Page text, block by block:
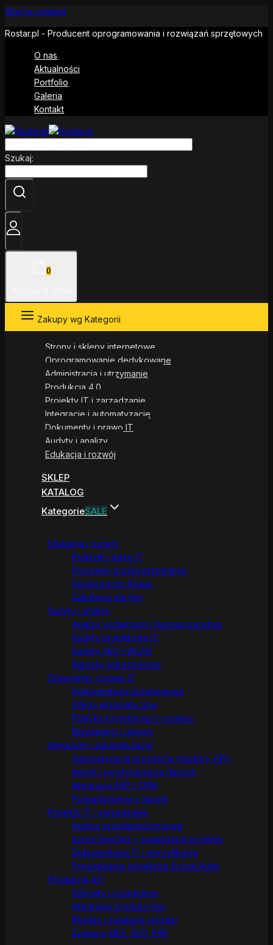
Skip to content
Rostar.pl - Producent oprogramowania i rozwiązań sprzętowych
O nas
Aktualności
Portfolio
Galeria
Kontakt
Szukaj:
0
Zakupy wg Kategorii
Strony i sklepy internetowe
Oprogramowanie dedykowane
Administracja i utrzymanie
Produkcja 4.0
Projekty IT i zarządzanie
Integracje i automatyzacje
Dokumenty i prawo IT
Audyty i analizy
Edukacja i rozwój
SKLEP
KATALOG
KategorieSALE
Edukacja i rozwój
Praktyki i staże IT
Programy przebranżowienia
Społeczność Rostar
Szkolenia dla firm
Audyty i analizy
Analizy wydajności i bezpieczeństwa
Audyty projektowe IT
Audyty SEO i WCAG
Raporty wdrożeniowe
Dokumenty i prawo IT
Dokumentacja przetargowa
Oferty informatyczne
Polityka prywatności i cookies
Regulaminy i umowy
Integracje i automatyzacje
Automatyzacja procesów (spidery, API)
Import i synchronizacja danych
Integracje ERP / CRM
Powiadomienia i raporty
Projekty IT i zarządzanie
Analizy przedwdrożeniowe
Azure DevOps – organizacja projektu
Dokumentacja IT i specyfikacje
Prowadzenie projektów Scrum/Agile
Produkcja 4.0
Infomaty i urządzenia
Integracje produkcyjne
Montaż i instalacja sprzętu
Systemy MES, APS, ERP